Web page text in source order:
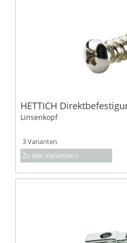
HETTICH
Linsenkopf
3 Varianten
Zu den Varianten